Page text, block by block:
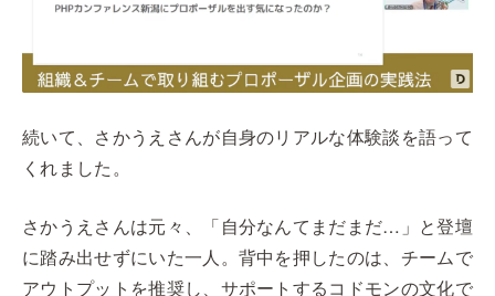
続いて、さかうえさんが自身のリアルな体験談を語って
くれました。
さかうえさんは元々、「自分なんてまだまだ…」と登壇
に踏み出せずにいた一人。背中を押したのは、チームで
アウトプットを推奨し、サポートするコドモンの文化で